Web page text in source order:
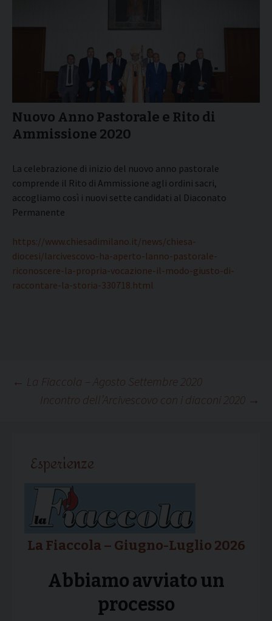
Nuovo Anno Pastorale e Rito di
Ammissione 2020
La celebrazione di inizio del nuovo anno pastorale
comprende il Rito di Ammissione agli ordini sacri,
accogliamo così i nuovi sette candidati al Diaconato
Permanente
https://www.chiesadimilano.it/news/chiesa-
diocesi/larcivescovo-ha-aperto-lanno-pastorale-
riconoscere-la-propria-vocazione-il-modo-giusto-di-
raccontare-la-storia-330718.html
Navigazione
← La Fiaccola – Agosto Settembre 2020
Incontro dell’Arcivescovo con i diaconi 2020 →
Esperienze
La Fiaccola – Giugno-Luglio 2026
Abbiamo avviato un
processo